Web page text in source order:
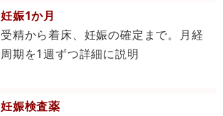
妊娠1か月
受精から着床、妊娠の確定まで。月経
周期を1週ずつ詳細に説明
妊娠検査薬